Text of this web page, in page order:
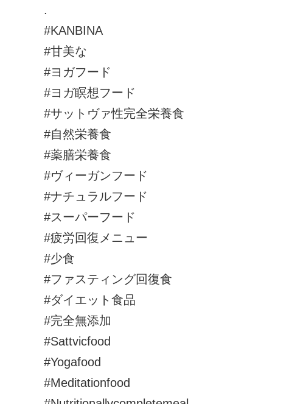
.
#KANBINA
#甘美な
#ヨガフード
#ヨガ瞑想フード
#サットヴァ性完全栄養食
#自然栄養食
#薬膳栄養食
#ヴィーガンフード
#ナチュラルフード
#スーパーフード
#疲労回復メニュー
#少食
#ファスティング回復食
#ダイエット食品
#完全無添加
#Sattvicfood
#Yogafood
#Meditationfood